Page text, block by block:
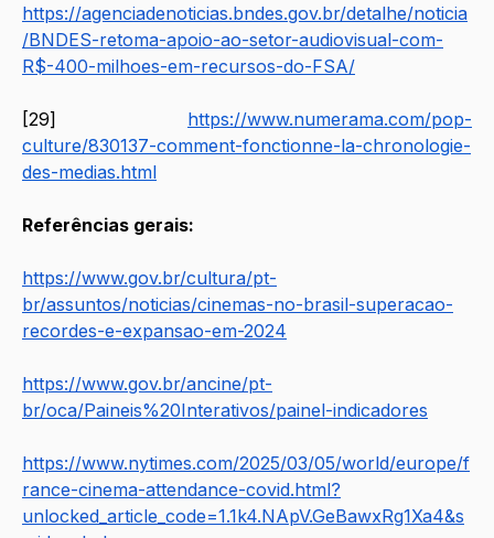
https://agenciadenoticias.bndes.gov.br/detalhe/noticia
/BNDES-retoma-apoio-ao-setor-audiovisual-com-
R$-400-milhoes-em-recursos-do-FSA/
[29] https://www.numerama.com/pop-
culture/830137-comment-fonctionne-la-chronologie-
des-medias.html
Referências gerais:
https://www.gov.br/cultura/pt-
br/assuntos/noticias/cinemas-no-brasil-superacao-
recordes-e-expansao-em-2024
https://www.gov.br/ancine/pt-
br/oca/Paineis%20Interativos/painel-indicadores
https://www.nytimes.com/2025/03/05/world/europe/f
rance-cinema-attendance-covid.html?
unlocked_article_code=1.1k4.NApV.GeBawxRg1Xa4&s